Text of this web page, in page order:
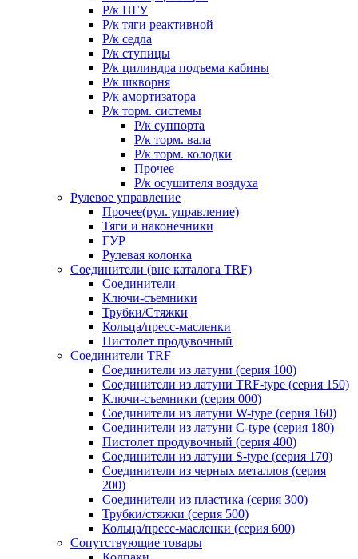
Р/к ПГУ
Р/к тяги реактивной
Р/к седла
Р/к ступицы
Р/к цилиндра подъема кабины
Р/к шкворня
Р/к амортизатора
Р/к торм. системы
Р/к суппорта
Р/к торм. вала
Р/к торм. колодки
Прочее
Р/к осушителя воздуха
Рулевое управление
Прочее(рул. управление)
Тяги и наконечники
ГУР
Рулевая колонка
Соединители (вне каталога TRF)
Соединители
Ключи-cъемники
Трубки/Стяжки
Кольца/пресс-масленки
Пистолет продувочный
Соединители TRF
Соединители из латуни (серия 100)
Соединители из латуни TRF-type (серия 150)
Ключи-съемники (серия 000)
Соединители из латуни W-type (серия 160)
Соединители из латуни С-type (серия 180)
Пистолет продувочный (серия 400)
Соединители из латуни S-type (серия 170)
Соединители из черных металлов (серия
200)
Соединители из пластика (серия 300)
Трубки/стяжки (серия 500)
Кольца/пресс-масленки (серия 600)
Сопутствующие товары